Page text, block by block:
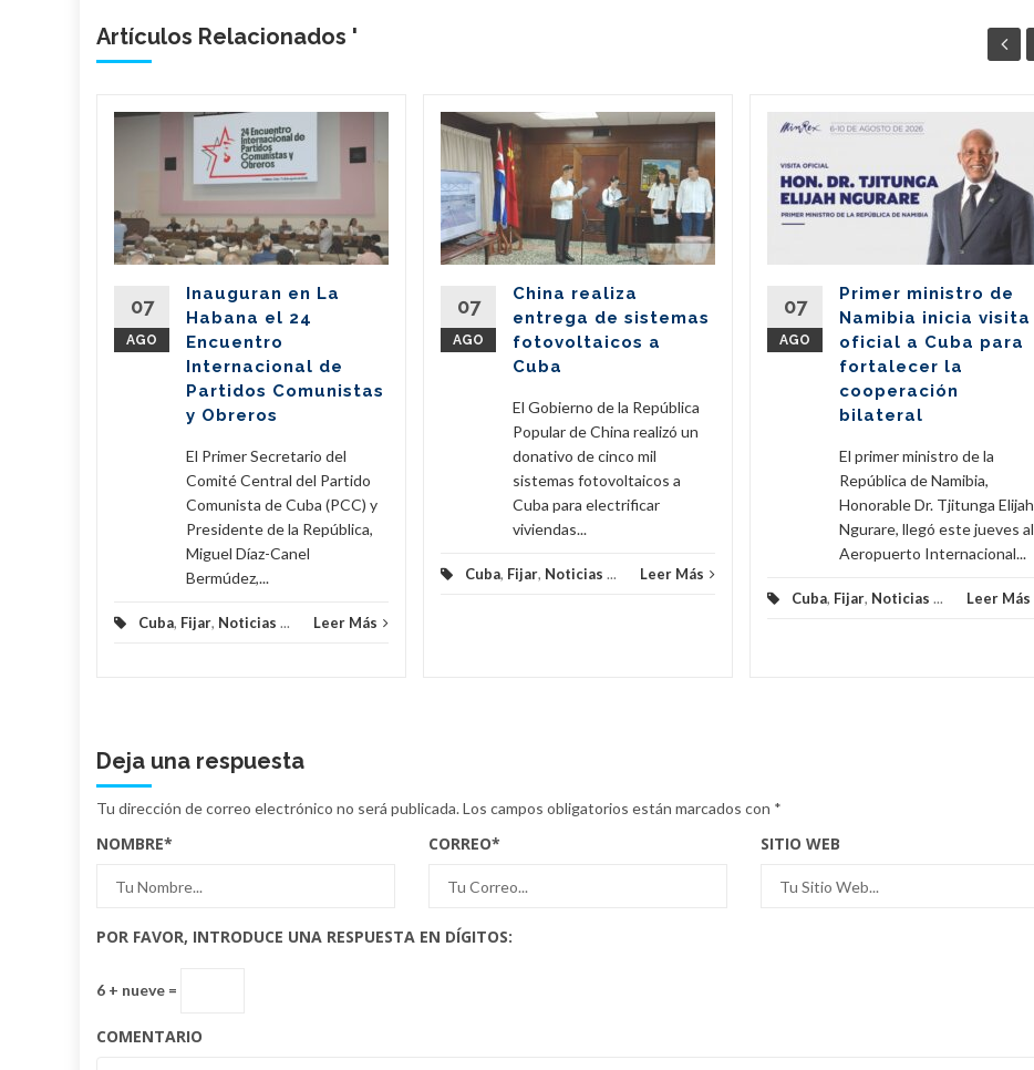
Artículos Relacionados '
07
AGO
Inauguran en La
Habana el 24
Encuentro
Internacional de
Partidos Comunistas
y Obreros
El Primer Secretario del
Comité Central del Partido
Comunista de Cuba (PCC) y
Presidente de la República,
Miguel Díaz-Canel
Bermúdez,...
Cuba, Fijar, Noticias ... Leer Más
07
AGO
China realiza
entrega de sistemas
fotovoltaicos a
Cuba
El Gobierno de la República
Popular de China realizó un
donativo de cinco mil
sistemas fotovoltaicos a
Cuba para electrificar
viviendas...
Cuba, Fijar, Noticias ... Leer Más
07
AGO
Primer ministro de
Namibia inicia visita
oficial a Cuba para
fortalecer la
cooperación
bilateral
El primer ministro de la
República de Namibia,
Honorable Dr. Tjitunga Elijah
Ngurare, llegó este jueves al
Aeropuerto Internacional...
Cuba, Fijar, Noticias ... Leer Más
Deja una respuesta
Tu dirección de correo electrónico no será publicada.Los campos obligatorios están marcados con *
NOMBRE* CORREO* SITIO WEB
POR FAVOR, INTRODUCE UNA RESPUESTA EN DÍGITOS:
6 + nueve =
COMENTARIO